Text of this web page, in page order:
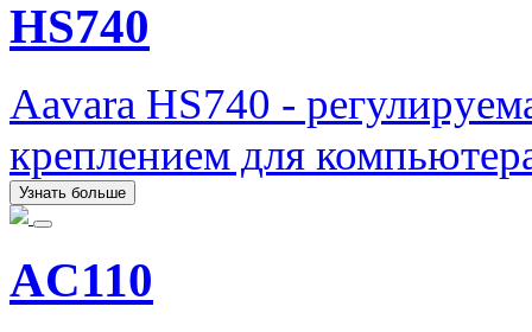
HS740
Aavara HS740 -
креплением для
Узнать больше
AC110